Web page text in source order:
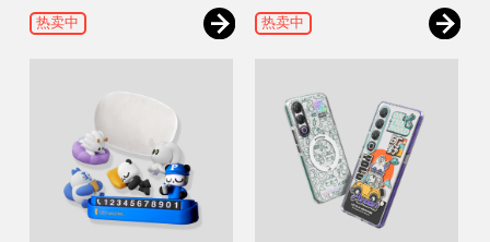
热卖中 热卖中